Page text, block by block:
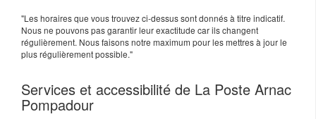
"Les horaires que vous trouvez ci-dessus sont donnés à titre indicatif.
Nous ne pouvons pas garantir leur exactitude car ils changent
régulièrement. Nous faisons notre maximum pour les mettres à jour le
plus régulièrement possible."
Services et accessibilité de La Poste Arnac
Pompadour